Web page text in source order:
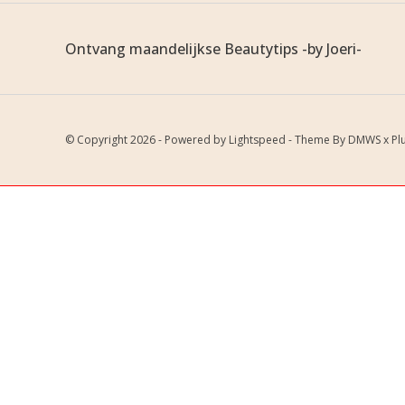
Ontvang maandelijkse Beautytips -by Joeri-
© Copyright 2026 - Powered by Lightspeed - Theme By DMWSx